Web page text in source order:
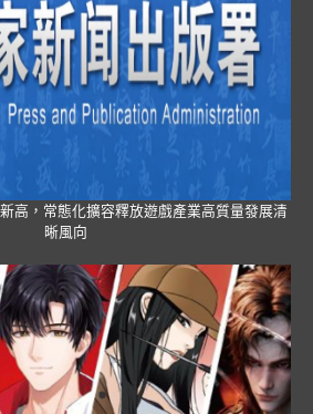
高，常態化擴容釋放遊戲產業高質量發展清
晰風向